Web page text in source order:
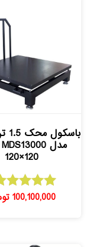
120×120
امتیاز
5.00
100,100,000